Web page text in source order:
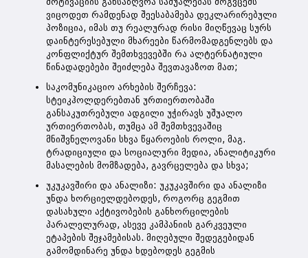
ვიცოდეთ რამდენად შეესაბამება დეკლარირებული
პოზიცია, იმას თუ რეალურად რისი მიღწევაც სურს
დაინტერესებული მხარეები წარმომადგენლებს და
კონფლიქტურ შემთხვევებში რა ალტერნატიული
წინადადებები შეიძლება შევთავაზოთ მათ;
საკომუნიკაციო არხების შერჩევა:
სტეიკჰოლდერებთან ურთიერთობაში
განსაკუთრებული ადგილი უჭირავს უშუალო
ურთიერთობას, თუმცა ამ შემთხვევაშიც
მნიშვნელოვანი სხვა წყაროების როლი, მაგ.
ტრადიციული და სოციალური მედია, ანალიტიკური
მასალების მომზადება, გავრცელება და სხვა;
უკუკავშირი და ანალიზი: უკუკავშირი და ანალიზი
უნდა ხორციელდებოდეს, როგორც გეგმით
დასახული აქტივობების განხორცილების
პარალელურად, ასევე კამპანიის გარკვეული
ეტაპების შეჯამებისას. მიღებული შედეგებიდან
გამომდინარე უნდა ხდებოდეს გეგმის